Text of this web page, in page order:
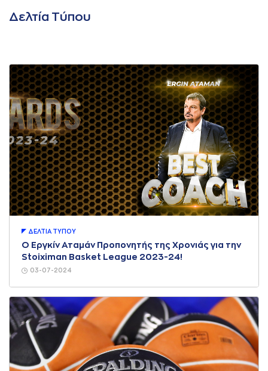
Δελτία Τύπου
03-07-2024
ΔΕΛΤΙA ΤΥΠΟΥ
Ο Εργκίν Αταμάν Προπονητής της Χρονιάς για την
Stoiximan Basket League 2023-24!